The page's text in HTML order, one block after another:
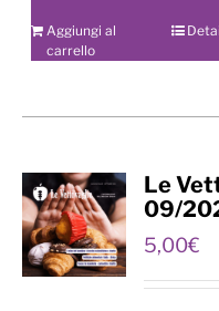
Aggiungi al
carrello
Le
09/
5,00€